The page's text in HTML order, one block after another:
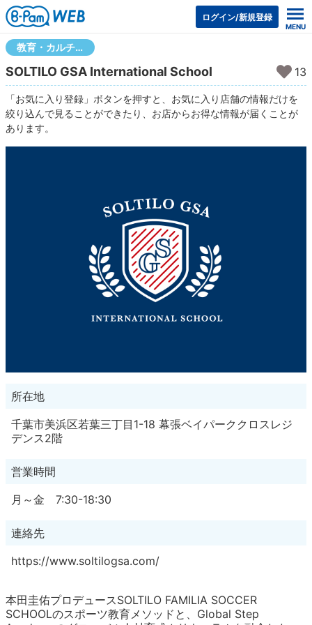
ログイン/新規登録
教育・カルチャー
13
SOLTILO GSA International School
「お気に入り登録」ボタンを押すと、お気に入り店舗の情報だけを
絞り込んで見ることができたり、お店からお得な情報が届くことが
あります。
所在地
千葉市美浜区若葉三丁目1-18 幕張ベイパーククロスレジ
デンス2階
営業時間
月～金 7:30-18:30
連絡先
https://www.soltilogsa.com/
本田圭佑プロデュースSOLTILO FAMILIA SOCCER
SCHOOLのスポーツ教育メソッドと、Global Step